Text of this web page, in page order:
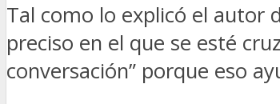
Tal como lo explicó el autor
preciso en el que se esté
conversación” porque eso